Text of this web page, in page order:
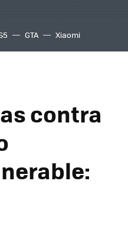
GTA Xiaomi
contra